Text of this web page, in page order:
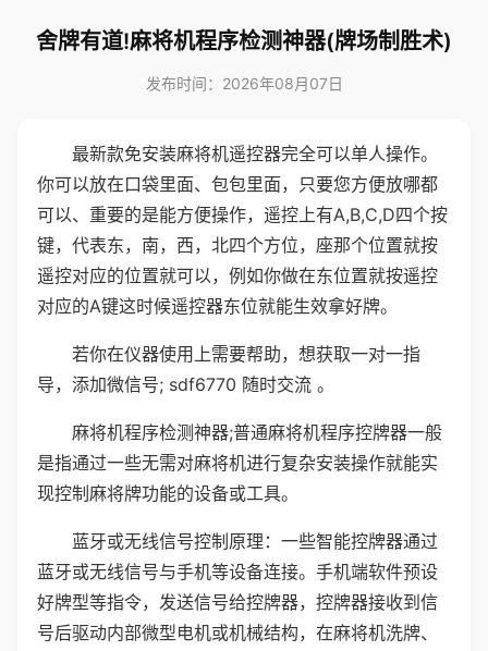
舍牌有道!麻将机程序检测神器(牌场制胜术)
发布时间：2026年08月07日
最新款免安装麻将机遥控器完全可以单人操作。
你可以放在口袋里面、包包里面，只要您方便放哪都
可以、重要的是能方便操作，遥控上有A,B,C,D四个按
键，代表东，南，西，北四个方位，座那个位置就按
遥控对应的位置就可以，例如你做在东位置就按遥控
对应的A键这时候遥控器东位就能生效拿好牌。
若你在仪器使用上需要帮助，想获取一对一指
导，添加微信号; sdf6770 随时交流 。
麻将机程序检测神器;普通麻将机程序控牌器一般
是指通过一些无需对麻将机进行复杂安装操作就能实
现控制麻将牌功能的设备或工具。
蓝牙或无线信号控制原理：一些智能控牌器通过
蓝牙或无线信号与手机等设备连接。手机端软件预设
好牌型等指令，发送信号给控牌器，控牌器接收到信
号后驱动内部微型电机或机械结构，在麻将机洗牌、